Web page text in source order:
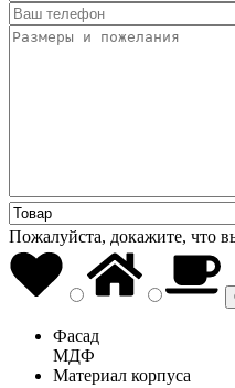
Пожалуйста, докажите, что
Фасад
МДФ
Материал корпуса